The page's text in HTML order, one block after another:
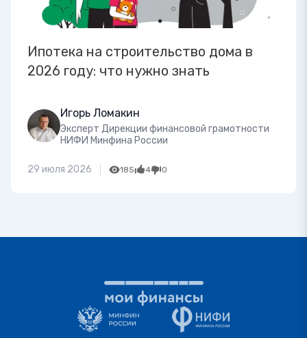
Ипотека на строительство дома в
2026 году: что нужно знать
Игорь Ломакин
Эксперт Дирекции финансовой грамотности
НИФИ Минфина России
29 июля 2026 185 4 0